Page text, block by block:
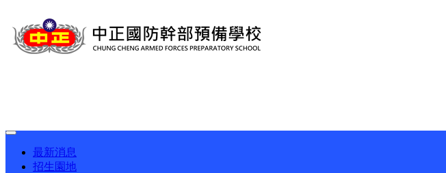
Toggle
navigation最新消息
招生園地